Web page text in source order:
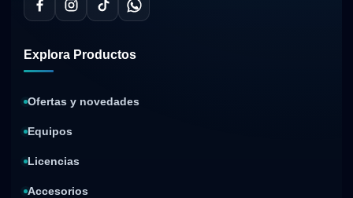
Explora Productos
Ofertas y novedades
Equipos
Licencias
Accesorios